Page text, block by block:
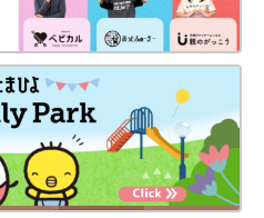
アプリユーザーから集めた体験
であり、現在と異なる場合があ
けるのは可哀想？」「夫と
のズレがある」人には言えな
悩みに専門家がアドバイス
は「人になかなか言えない子育て
いてです。「たまひよ」アプリユ